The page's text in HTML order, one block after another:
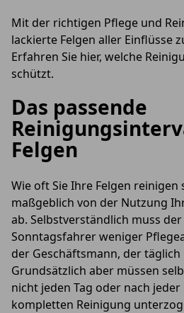
Mit der richtigen Pflege und
lackierte Felgen aller Einflüsse
Erfahren Sie hier, welche
schützt.
Das passende
Felgen
Wie oft Sie Ihre Felgen
maßgeblich von der Nutzung
ab. Selbstverständlich muss
Sonntagsfahrer weniger
der Geschäftsmann, der
Grundsätzlich aber müssen
nicht jeden Tag oder nach
kompletten Reinigung